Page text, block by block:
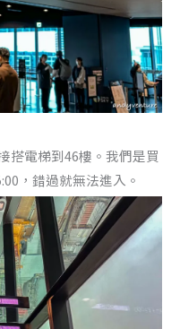
搭電梯到46樓。我們是買
，錯過就無法進入。